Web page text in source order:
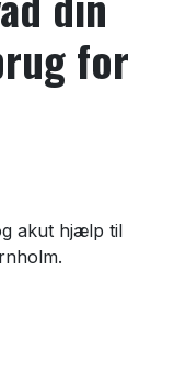
for
akut hjælp til